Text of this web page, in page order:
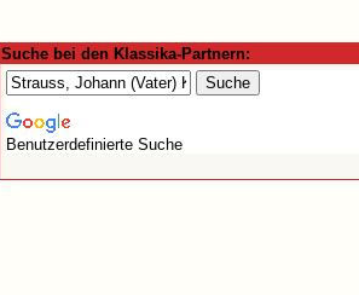
Suche bei den Klassika-Partnern:
Benutzerdefinierte Suche